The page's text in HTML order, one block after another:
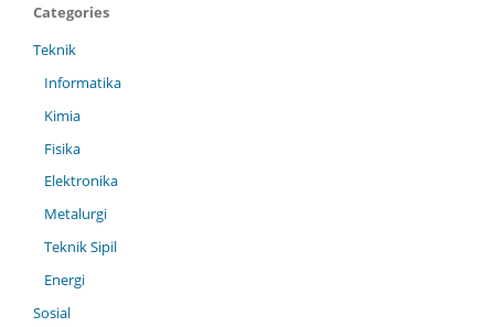
Categories
Teknik
Informatika
Kimia
Fisika
Elektronika
Metalurgi
Teknik Sipil
Energi
Sosial